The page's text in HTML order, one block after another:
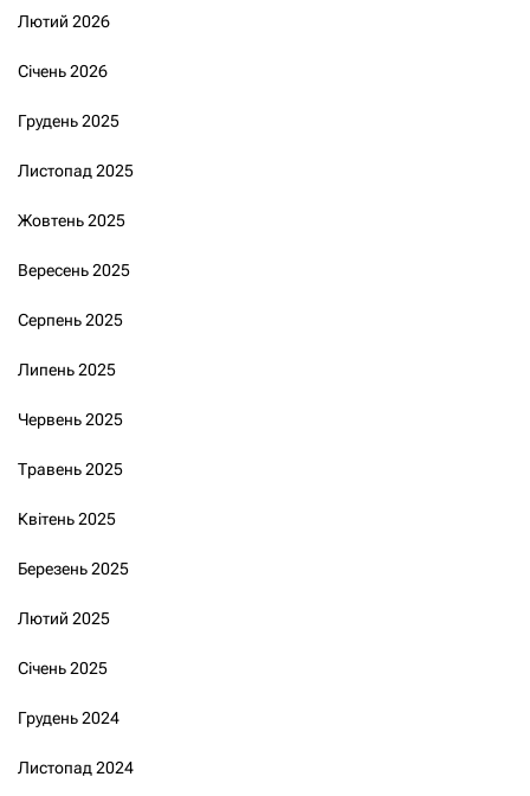
Лютий 2026
Січень 2026
Грудень 2025
Листопад 2025
Жовтень 2025
Вересень 2025
Серпень 2025
Липень 2025
Червень 2025
Травень 2025
Квітень 2025
Березень 2025
Лютий 2025
Січень 2025
Грудень 2024
Листопад 2024